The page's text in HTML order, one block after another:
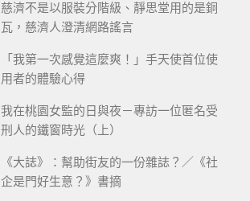
慈濟不是以服裝分階級、靜思堂用的是銅
瓦，慈濟人澄清網路謠言
「我第一次感覺這麼爽！」手天使首位使
用者的體驗心得
我在桃園女監的日與夜－專訪一位匿名受
刑人的鐵窗時光（上）
《大誌》：幫助街友的一份雜誌？／《社
企是門好生意？》書摘